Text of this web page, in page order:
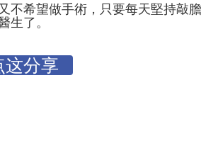
不希望做手術，只要每天堅持敲
生了。
这分享